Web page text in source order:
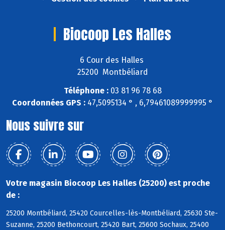
Biocoop Les Halles
6 Cour des Halles
25200 Montbéliard
Téléphone :03 81 96 78 68
Coordonnées GPS : 47,5095134 ° , 6,79461089999995 °
Nous suivre sur
Votre magasin Biocoop Les Halles (25200) est proche
de :
25200 Montbéliard, 25420 Courcelles-lès-Montbéliard, 25630 Ste-
Suzanne, 25200 Bethoncourt, 25420 Bart, 25600 Sochaux, 25400